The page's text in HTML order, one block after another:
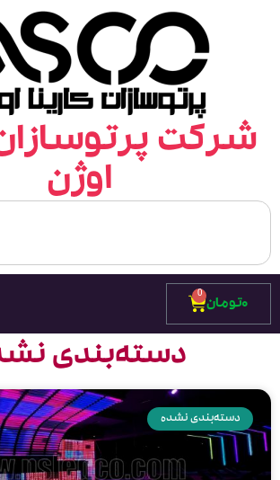
پرتوسازان
اوژن
تومان
دسته‌بندی
دسته‌بندی نشده